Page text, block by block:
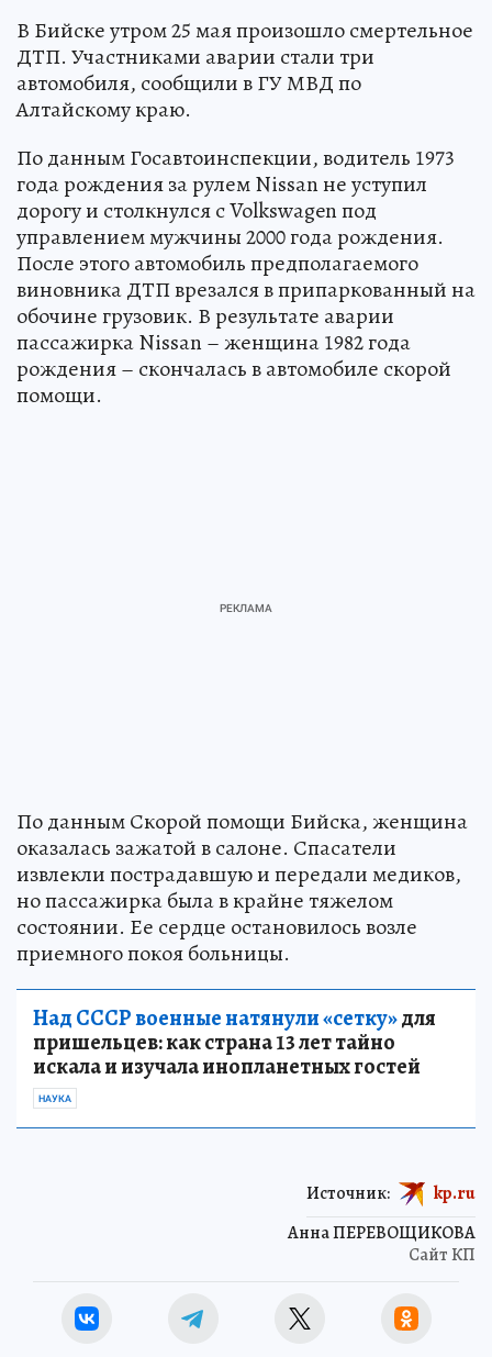
В Бийске утром 25 мая произошло смертельное
ДТП. Участниками аварии стали три
автомобиля, сообщили в ГУ МВД по
Алтайскому краю.
По данным Госавтоинспекции, водитель 1973
года рождения за рулем Nissan не уступил
дорогу и столкнулся с Volkswagen под
управлением мужчины 2000 года рождения.
После этого автомобиль предполагаемого
виновника ДТП врезался в припаркованный на
обочине грузовик. В результате аварии
пассажирка Nissan – женщина 1982 года
рождения – скончалась в автомобиле скорой
помощи.
По данным Скорой помощи Бийска, женщина
оказалась зажатой в салоне. Спасатели
извлекли пострадавшую и передали медиков,
но пассажирка была в крайне тяжелом
состоянии. Ее сердце остановилось возле
приемного покоя больницы.
Над СССР военные натянули «сетку»для
пришельцев: как страна 13 лет тайно
искала и изучала инопланетных гостей
НАУКА
Анна ПЕРЕВОЩИКОВА
Сайт КП
Источник: kp.ru